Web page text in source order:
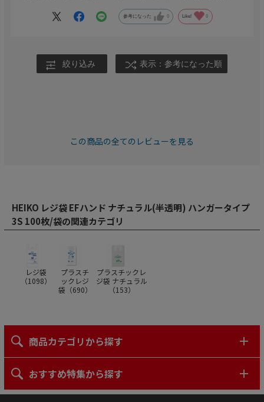
参考になった 0 Like! 0
絞り込み 表示：参考になった順
この商品の全てのレビューを見る
HEIKO レジ袋 EFハンド ナチュラル(半透明) ハンガータイプ
3S 100枚/袋の関連カテゴリ
レジ袋
（1098）
プラスチ
ックレジ
袋（690）
プラスチックレ
ジ袋 ナチュラル
（153）
商品カテゴリから探す
おすすめ特集から探す